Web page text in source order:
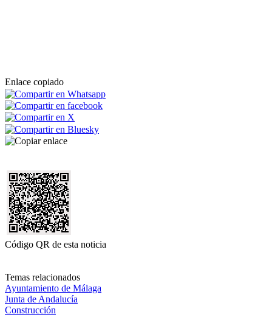
Enlace copiado
Código QR de esta noticia
Temas relacionados
Ayuntamiento de Málaga
Junta de Andalucía
Construcción